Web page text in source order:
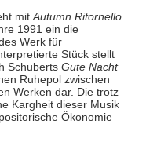
mit Autumn Ritornello.
1991 ein die
Werk für
Stück stellt
Schuberts Gute Nacht
Ruhepol zwischen
Werken dar. Die trotz
Kargheit dieser Musik
Ökonomie